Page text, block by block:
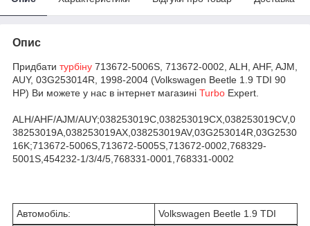
Опис
Придбати турбіну 713672-5006S, 713672-0002, ALH, AHF, AJM,
AUY, 03G253014R, 1998-2004 (Volkswagen Beetle 1.9 TDI 90
HP) Ви можете у нас в інтернет магазині Turbo Expert.
ALH/AHF/AJM/AUY;038253019C,038253019CX,038253019CV,0
38253019A,038253019AX,038253019AV,03G253014R,03G2530
16K;713672-5006S,713672-5005S,713672-0002,768329-
5001S,454232-1/3/4/5,768331-0001,768331-0002
Автомобіль:
Volkswagen Beetle 1.9 TDI